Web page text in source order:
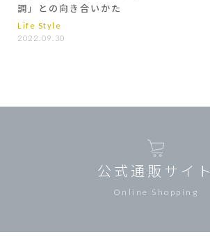
調」との向き合いかた
Life Style
2022.09.30
公式通販サイト
Online Shopping